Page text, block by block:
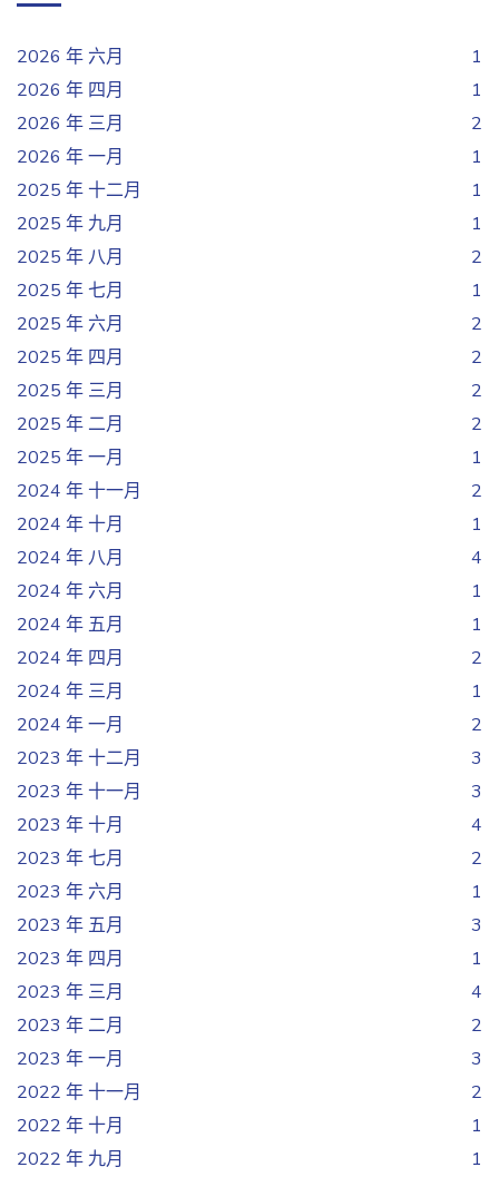
2026 年 六月
1
2026 年 四月
1
2026 年 三月
2
2026 年 一月
1
2025 年 十二月
1
2025 年 九月
1
2025 年 八月
2
2025 年 七月
1
2025 年 六月
2
2025 年 四月
2
2025 年 三月
2
2025 年 二月
2
2025 年 一月
1
2024 年 十一月
2
2024 年 十月
1
2024 年 八月
4
2024 年 六月
1
2024 年 五月
1
2024 年 四月
2
2024 年 三月
1
2024 年 一月
2
2023 年 十二月
3
2023 年 十一月
3
2023 年 十月
4
2023 年 七月
2
2023 年 六月
1
2023 年 五月
3
2023 年 四月
1
2023 年 三月
4
2023 年 二月
2
2023 年 一月
3
2022 年 十一月
2
2022 年 十月
1
2022 年 九月
1